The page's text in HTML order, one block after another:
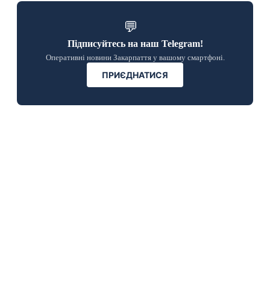
💬
Підписуйтесь на наш Telegram!
Оперативні новини Закарпаття у вашому смартфоні.
ПРИЄДНАТИСЯ